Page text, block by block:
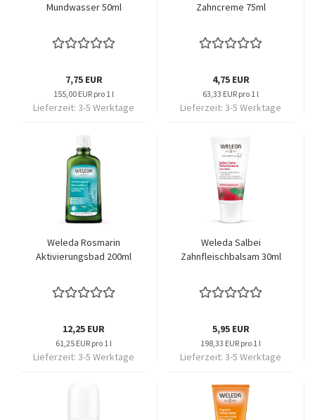
Mundwasser 50ml
7,75 EUR
155,00 EUR pro 1 l
Lieferzeit: 3-5 Werktage
Zahncreme 75ml
4,75 EUR
63,33 EUR pro 1 l
Lieferzeit: 3-5 Werktage
Weleda Rosmarin
Aktivierungsbad 200ml
12,25 EUR
61,25 EUR pro 1 l
Lieferzeit: 3-5 Werktage
Weleda Salbei
Zahnfleisch­balsam 30ml
5,95 EUR
198,33 EUR pro 1 l
Lieferzeit: 3-5 Werktage